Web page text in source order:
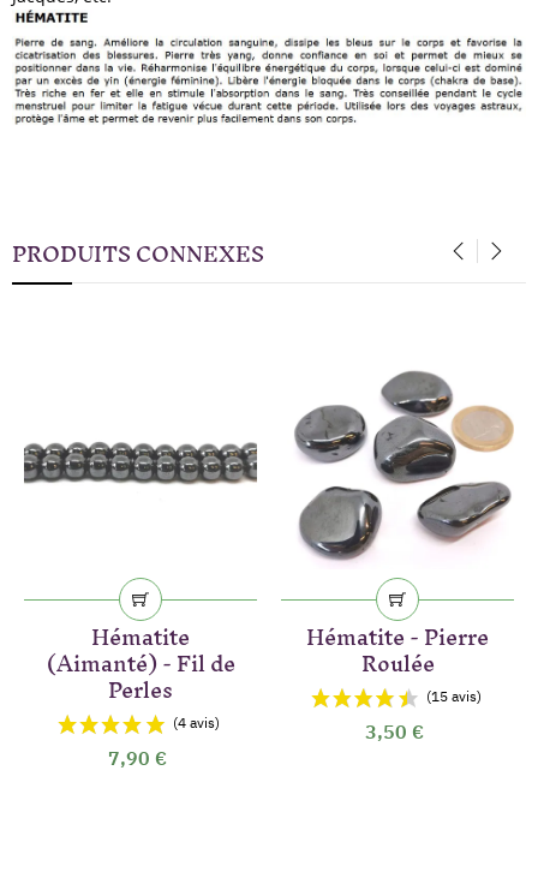
PRODUITS CONNEXES
Hématite
(Aimanté) - Fil de
Perles
7,90 €
Hématite - Pierre
Roulée
3,50 €